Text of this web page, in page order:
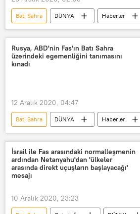
Batı Sahra DÜNYA
Haberler
Afrika
ABD
Fas
Donald Trump
Normalleşme
Konsolosluk
Mike Pompeo
Rusya, ABD'nin Fas'ın Batı Sahra
üzerindeki egemenliğini tanımasını
kınadı
12 Aralık 2020, 04:47
Batı Sahra DÜNYA
Haberler
Afrika
Fas
Rusya
ABD
Mihail Bogdanov
Donald Trump
Egemenlik
Birleşmiş Milletler (BM)
İsrail ile Fas arasındaki normalleşmenin
ardından Netanyahu'dan 'ülkeler
arasında direkt uçuşların başlayacağı'
mesajı
10 Aralık 2020, 23:23